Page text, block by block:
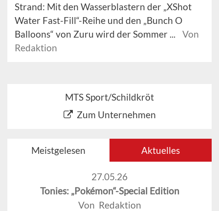
Strand: Mit den Wasserblastern der „XShot
Water Fast-Fill“-Reihe und den „Bunch O
Balloons“ von Zuru wird der Sommer ...
Von
Redaktion
MTS Sport/Schildkröt
Zum Unternehmen
Meistgelesen Aktuelles
27.05.26
Tonies: „Pokémon“-Special Edition
Von Redaktion